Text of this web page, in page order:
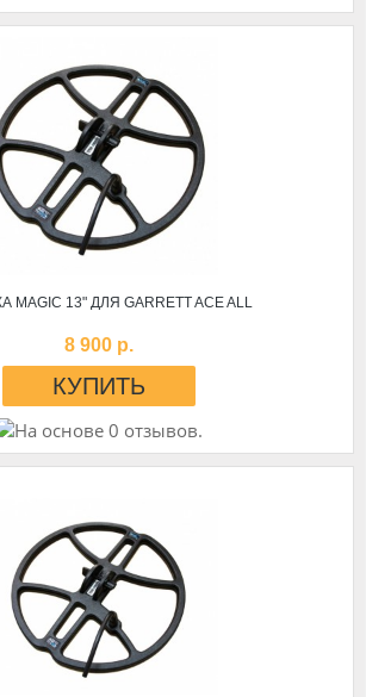
MAGIC 13" ДЛЯ GARRETT ACE ALL
8 900 р.